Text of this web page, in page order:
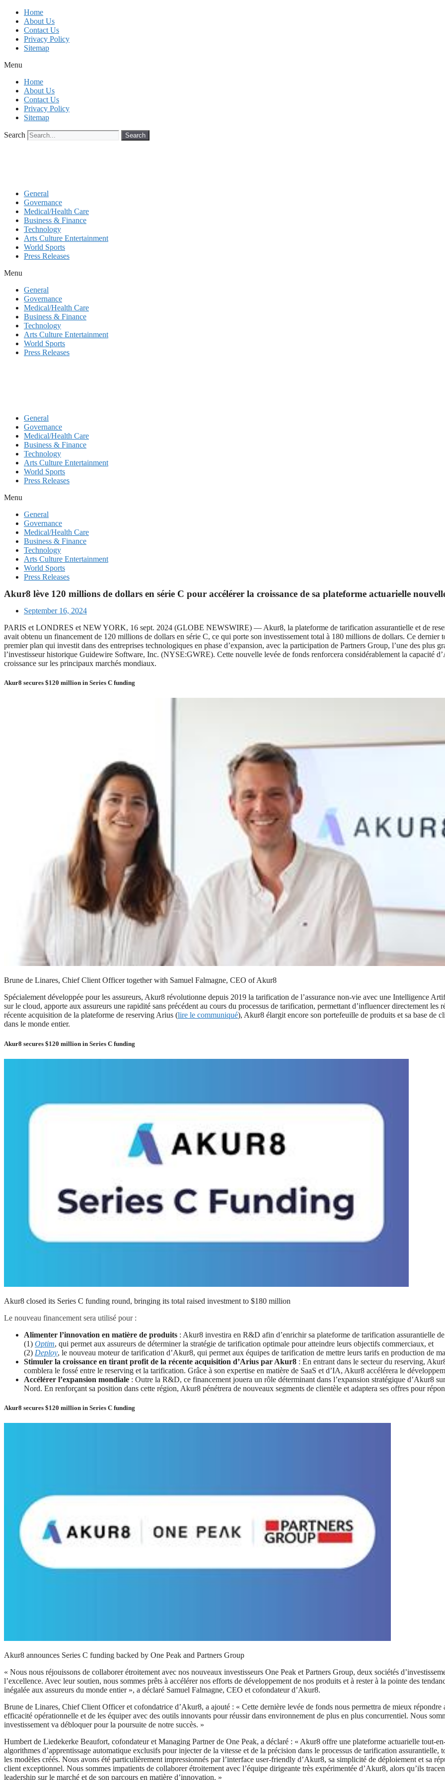
Skip
content
Home
About Us
Contact Us
Privacy Policy
Sitemap
Menu
Home
About Us
Contact Us
Privacy Policy
Sitemap
Search Search
General
Governance
Medical/Health Care
Business & Finance
Technology
Arts Culture Entertainment
World Sports
Press Releases
Menu
General
Governance
Medical/Health Care
Business & Finance
Technology
Arts Culture Entertainment
World Sports
Press Releases
General
Governance
Medical/Health Care
Business & Finance
Technology
Arts Culture Entertainment
World Sports
Press Releases
Menu
General
Governance
Medical/Health Care
Business & Finance
Technology
Arts Culture Entertainment
World Sports
Press Releases
Akur8 lève 120 millions de dollars en série C pour accélérer la croissance de sa plateforme actuarielle
September 16, 2024
PARIS et LONDRES et NEW YORK, 16 sept. 2024 (GLOBE NEWSWIRE) — Akur8, la plateforme de tarification assurantielle et de
avait obtenu un financement de 120 millions de dollars en série C, ce qui porte son investissement total à 180 millions de dollars. Ce dernier
premier plan qui investit dans des entreprises technologiques en phase d’expansion, avec la participation de Partners Group, l’une des plus
l’investisseur historique Guidewire Software, Inc. (NYSE:GWRE). Cette nouvelle levée de fonds renforcera considérablement la capacité
croissance sur les principaux marchés mondiaux.
Akur8 secures $120 million in Series C funding
Brune de Linares, Chief Client Officer together with Samuel Falmagne, CEO of Akur8
Spécialement développée pour les assureurs, Akur8 révolutionne depuis 2019 la tarification de l’assurance non-vie avec une Intelligence
sur le cloud, apporte aux assureurs une rapidité sans précédent au cours du processus de tarification, permettant d’influencer directement les
récente acquisition de la plateforme de reserving Arius (lire le communiqué), Akur8 élargit encore son portefeuille de produits et sa base de
dans le monde entier.
Akur8 secures $120 million in Series C funding
Akur8 closed its Series C funding round, bringing its total raised investment to $180 million
Le nouveau financement sera utilisé pour :
Alimenter l’innovation en matière de produits : Akur8 investira en R&D afin d’enrichir sa plateforme de tarification assurantielle
(1) Optim, qui permet aux assureurs de déterminer la stratégie de tarification optimale pour atteindre leurs objectifs commerciaux, et
(2) Deploy, le nouveau moteur de tarification d’Akur8, qui permet aux équipes de tarification de mettre leurs tarifs en production de
Stimuler la croissance en tirant profit de la récente acquisition d’Arius par Akur8 : En entrant dans le secteur du reserving,
comblera le fossé entre le reserving et la tarification. Grâce à son expertise en matière de SaaS et d’IA, Akur8 accélérera le
Accélérer l’expansion mondiale : Outre la R&D, ce financement jouera un rôle déterminant dans l’expansion stratégique d’Akur8
Nord. En renforçant sa position dans cette région, Akur8 pénétrera de nouveaux segments de clientèle et adaptera ses offres pour
Akur8 secures $120 million in Series C funding
Akur8 announces Series C funding backed by One Peak and Partners Group
« Nous nous réjouissons de collaborer étroitement avec nos nouveaux investisseurs One Peak et Partners Group, deux sociétés
l’excellence. Avec leur soutien, nous sommes prêts à accélérer nos efforts de développement de nos produits et à rester à la pointe des
inégalée aux assureurs du monde entier », a déclaré Samuel Falmagne, CEO et cofondateur d’Akur8.
Brune de Linares, Chief Client Officer et cofondatrice d’Akur8, a ajouté : « Cette dernière levée de fonds nous permettra de mieux
efficacité opérationnelle et de les équiper avec des outils innovants pour réussir dans environnement de plus en plus concurrentiel. Nous
investissement va débloquer pour la poursuite de notre succès. »
Humbert de Liedekerke Beaufort, cofondateur et Managing Partner de One Peak, a déclaré : « Akur8 offre une plateforme actuarielle tout-
algorithmes d’apprentissage automatique exclusifs pour injecter de la vitesse et de la précision dans le processus de tarification
les modèles créés. Nous avons été particulièrement impressionnés par l’interface user-friendly d’Akur8, sa simplicité de déploiement et sa
client exceptionnel. Nous sommes impatients de collaborer étroitement avec l’équipe dirigeante très expérimentée d’Akur8, alors qu’ils
leadership sur le marché et de son parcours en matière d’innovation. »